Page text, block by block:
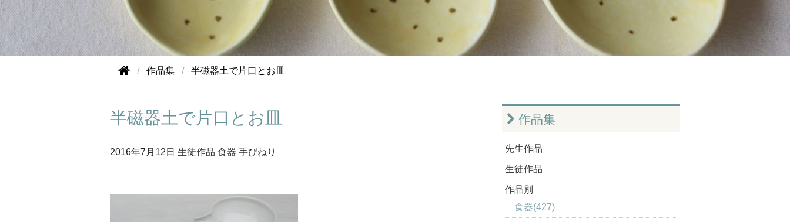
作品集 半磁器土で片口とお皿
半磁器土で片口とお皿
2016年7月12日 生徒作品 食器 手びねり
作品集
先生作品
生徒作品
作品別
食器(427)